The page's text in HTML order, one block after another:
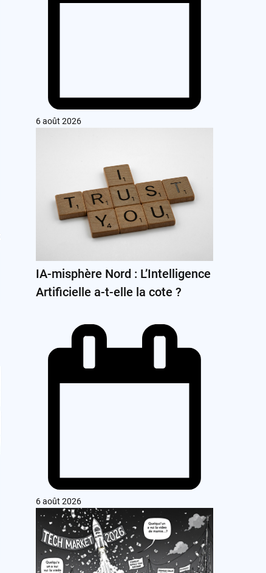
6 août 2026
IA-misphère Nord : L’Intelligence
Artificielle a-t-elle la cote ?
6 août 2026